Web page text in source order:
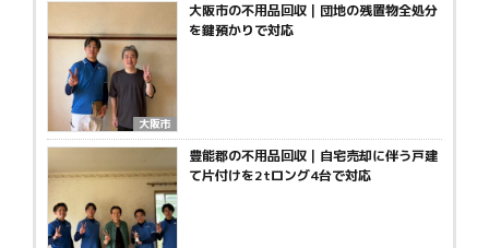
大阪市
大阪市の不用品回収｜団地の残置物全処分
を鍵預かりで対応
豊能郡の不用品回収｜自宅売却に伴う戸建
て片付けを2tロング4台で対応